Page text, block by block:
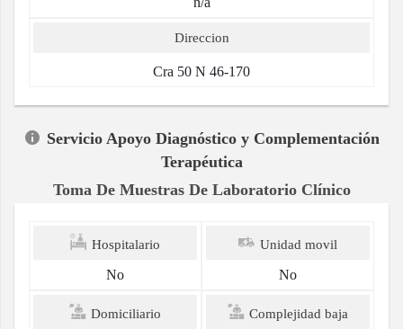
Direccion
Cra 50 N 46-170
Servicio Apoyo Diagnóstico y Complementación
Terapéutica
Toma De Muestras De Laboratorio Clínico
Hospitalario
No
Unidad movil
No
Domiciliario
Complejidad baja